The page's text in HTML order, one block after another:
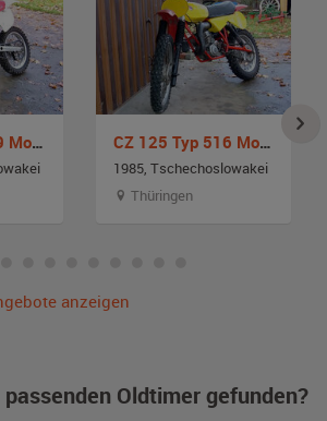
CZ 125 Typ 519 Moto-Cross CZ 125 Typ 516 Moto-Cross
1985, Tschechoslowakei
Thüringen
anzeigen
Oldtimer gefunden?